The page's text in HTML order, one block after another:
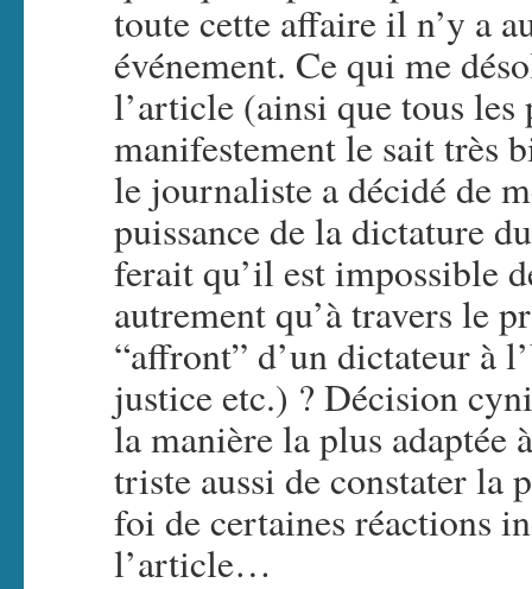
toute cette affaire il n’y a
événement. Ce qui me
l’article (ainsi que tous les
manifestement le sait très
le journaliste a décidé de
puissance de la dictature
ferait qu’il est impossible
autrement qu’à travers le
“affront” d’un dictateur à
justice etc.) ? Décision
la manière la plus adaptée
triste aussi de constater la
foi de certaines réactions
l’article…